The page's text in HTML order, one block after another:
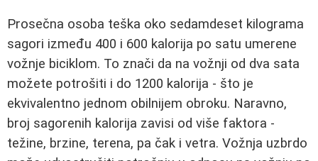
Prosečna osoba teška oko sedamdeset kilograma
sagori između 400 i 600 kalorija po satu umerene
vožnje biciklom. To znači da na vožnji od dva sata
možete potrošiti i do 1200 kalorija - što je
ekvivalentno jednom obilnijem obroku. Naravno,
broj sagorenih kalorija zavisi od više faktora -
težine, brzine, terena, pa čak i vetra. Vožnja uzbrdo